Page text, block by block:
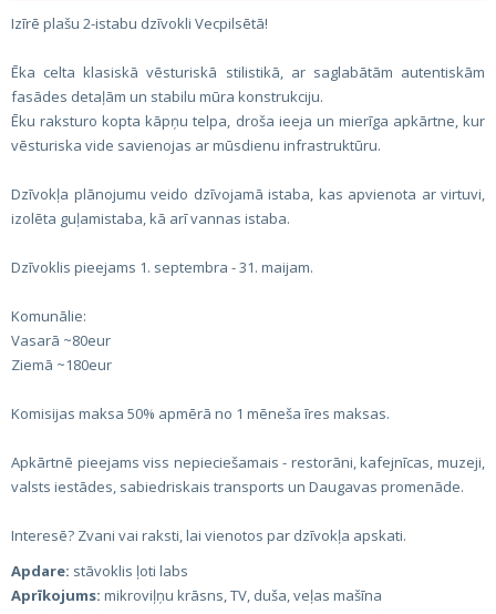
Izīrē plašu 2-istabu dzīvokli Vecpilsētā!
Ēka celta klasiskā vēsturiskā stilistikā, ar saglabātām autentiskām
fasādes detaļām un stabilu mūra konstrukciju.
Ēku raksturo kopta kāpņu telpa, droša ieeja un mierīga apkārtne, kur
vēsturiska vide savienojas ar mūsdienu infrastruktūru.
Dzīvokļa plānojumu veido dzīvojamā istaba, kas apvienota ar virtuvi,
izolēta guļamistaba, kā arī vannas istaba.
Dzīvoklis pieejams 1. septembra - 31. maijam.
Komunālie:
Vasarā ~80eur
Ziemā ~180eur
Komisijas maksa 50% apmērā no 1 mēneša īres maksas.
Apkārtnē pieejams viss nepieciešamais - restorāni, kafejnīcas, muzeji,
valsts iestādes, sabiedriskais transports un Daugavas promenāde.
Interesē? Zvani vai raksti, lai vienotos par dzīvokļa apskati.
Apdare: stāvoklis ļoti labs
Aprīkojums: mikroviļņu krāsns, TV, duša, veļas mašīna